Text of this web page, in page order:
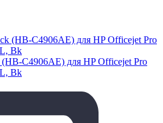
C4906AE) для HP Officejet Pro
Bk